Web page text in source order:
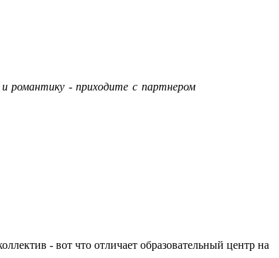
романтику - приходите с партнером
- вот что отличает образовательный центр на